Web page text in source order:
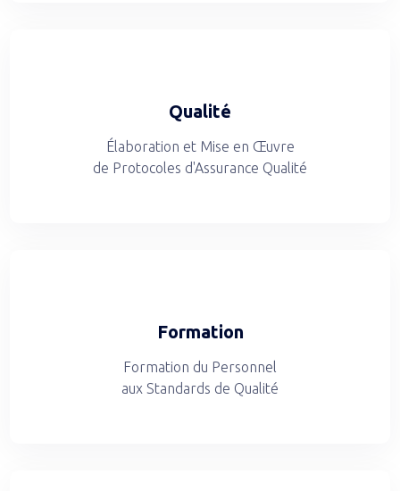
Qualité
Élaboration et Mise en Œuvre
de Protocoles d'Assurance Qualité
Formation
Formation du Personnel
aux Standards de Qualité